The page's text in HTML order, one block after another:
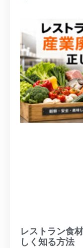
レストラン食
しく知る方法